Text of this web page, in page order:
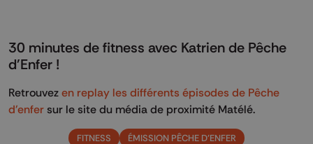
30 minutes de fitness avec Katrien de Pêche
d'Enfer !
Retrouvez en replay les différents épisodes de Pêche
d'enfer sur le site du média de proximité Matélé.
FITNESS ÉMISSION PÊCHE D'ENFER